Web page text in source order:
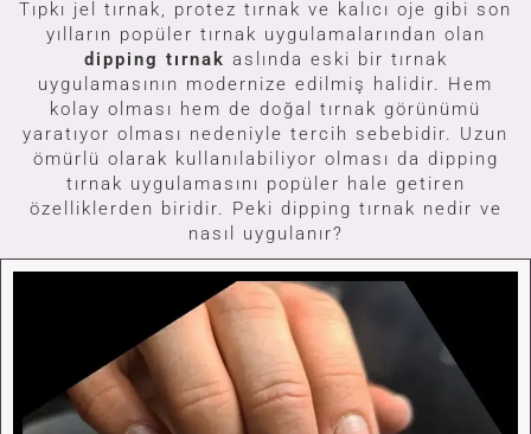
Tıpkı jel tırnak, protez tırnak ve kalıcı oje gibi son
yılların popüler tırnak uygulamalarından olan
dipping tırnak aslında eski bir tırnak
uygulamasının modernize edilmiş halidir. Hem
kolay olması hem de doğal tırnak görünümü
yaratıyor olması nedeniyle tercih sebebidir. Uzun
ömürlü olarak kullanılabiliyor olması da dipping
tırnak uygulamasını popüler hale getiren
özelliklerden biridir. Peki dipping tırnak nedir ve
nasıl uygulanır?